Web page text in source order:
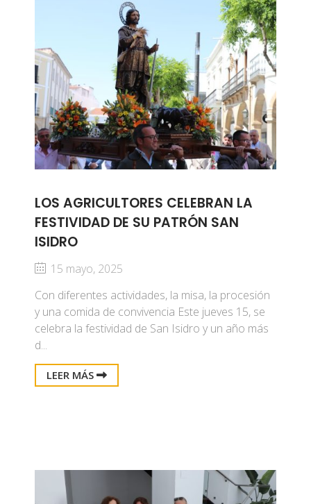
LOS AGRICULTORES CELEBRAN LA
FESTIVIDAD DE SU PATRÓN SAN
ISIDRO
15 mayo, 2025
Con diferentes actividades, la misa, la procesión
y una comida de convivencia Este jueves 15, se
celebra la festividad de San Isidro y un año más
d...
LEER MÁS